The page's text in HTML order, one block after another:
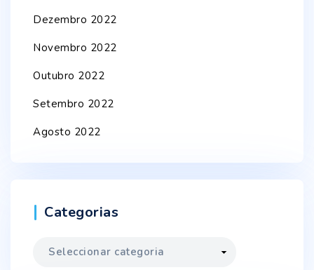
Dezembro 2022
Novembro 2022
Outubro 2022
Setembro 2022
Agosto 2022
Categorias
Categorias